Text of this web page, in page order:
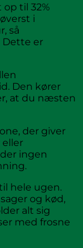
til 32%
i
så
Dette er
Den kører
at du næsten
der giver
eller
ingen
hele ugen.
og kød,
alt sig
med frosne